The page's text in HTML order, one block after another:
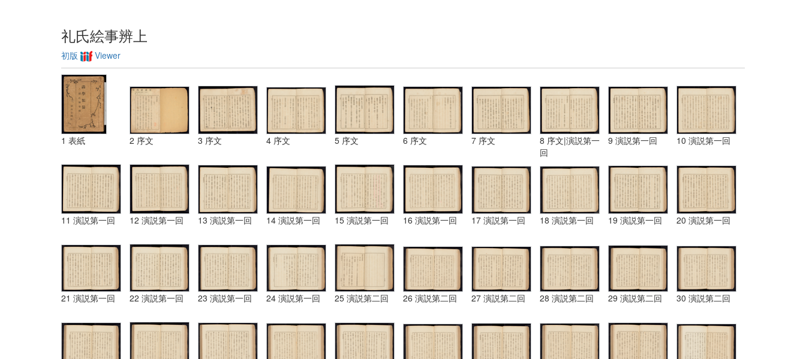
礼氏絵事辨上
初版 Viewer
1 表紙 2 序文 3 序文 4 序文 5 序文 6 序文 7 序文
8 序文|演説第一
回
9 演説第一回 10 演説第一回
11 演説第一回 12 演説第一回 13 演説第一回 14 演説第一回 15 演説第一回 16 演説第一回 17 演説第一回 18 演説第一回 19 演説第一回 20 演説第一回
21 演説第一回 22 演説第一回 23 演説第一回 24 演説第一回 25 演説第二回 26 演説第二回 27 演説第二回 28 演説第二回 29 演説第二回 30 演説第二回